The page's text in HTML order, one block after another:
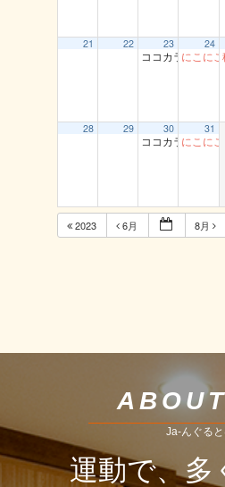
21 22 23
ココカラ運動教
24
にこに
28 29 30
ココカラ運動教
31
にこに
2023 6月 8月
Ja-んぐる
運動で、多